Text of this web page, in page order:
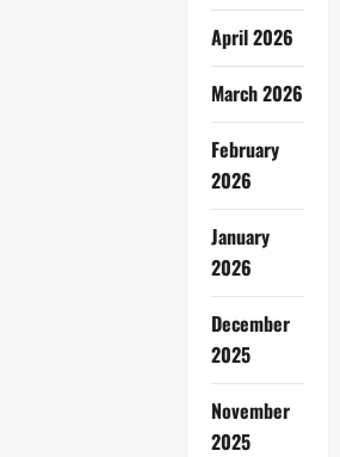
April 2026
March 2026
February
2026
January
2026
December
2025
November
2025